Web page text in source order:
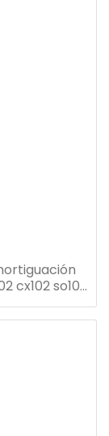
cx102 so102